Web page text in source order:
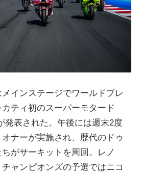
インステージでワールドプレ
ティ初のスーパーモタード
発表された。午後には週末2度
ナーが実施され、歴代のドゥ
がサーキットを周回。レノ
ャンピオンズの予選ではニコ